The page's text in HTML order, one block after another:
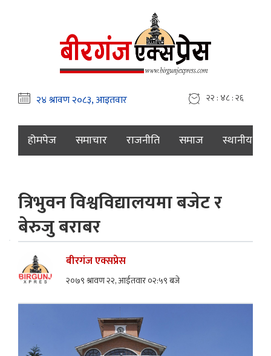
२२ : ४८ : २७
होमपेज समाचार राजनीति समाज स्थानीय
त्रिभुवन विश्वविद्यालयमा बजेट र
बेरुजु बराबर
बीरगंज एक्सप्रेस
२०७९ श्रावण २२, आईतवार ०२:५९ बजे